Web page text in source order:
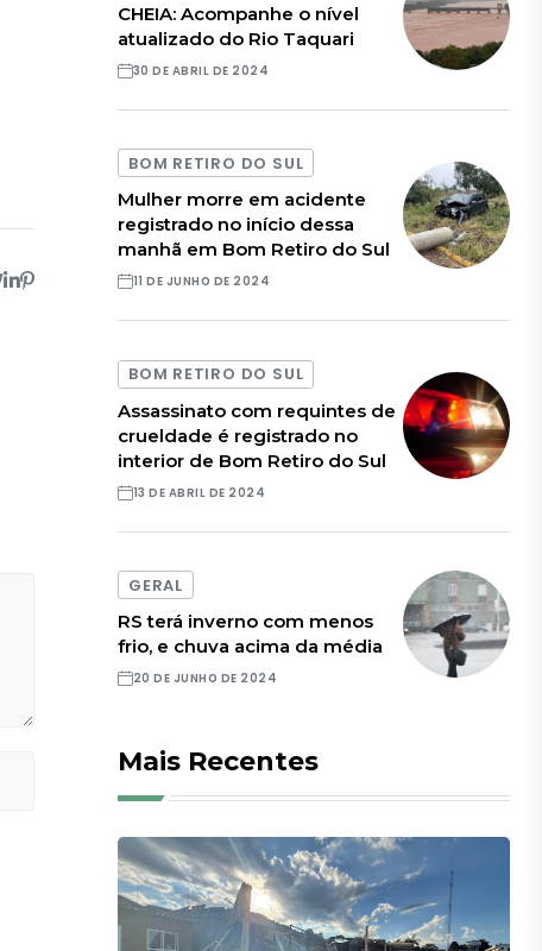
CHEIA: Acompanhe o nível
atualizado do Rio Taquari
30 DE ABRIL DE 2024
BOM RETIRO DO SUL
Mulher morre em acidente
registrado no início dessa
manhã em Bom Retiro do Sul
11 DE JUNHO DE 2024
BOM RETIRO DO SUL
Assassinato com requintes de
crueldade é registrado no
interior de Bom Retiro do Sul
13 DE ABRIL DE 2024
GERAL
RS terá inverno com menos
frio, e chuva acima da média
20 DE JUNHO DE 2024
Mais Recentes